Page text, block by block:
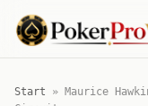
Start » Maurice